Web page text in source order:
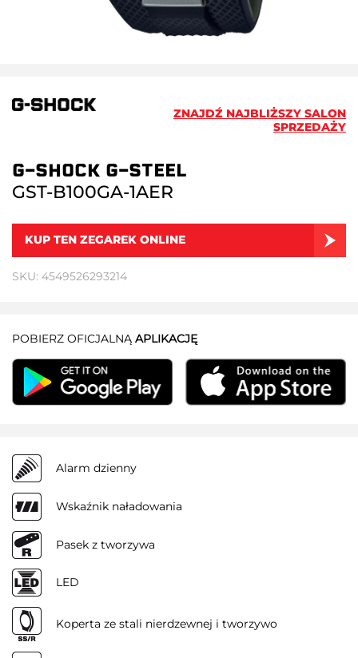
ZNAJDŹ NAJBLIŻSZY SALON
SPRZEDAŻY
G-SHOCK G-STEEL
GST-B100GA-1AER
KUP TEN ZEGAREK ONLINE
SKU: 4549526293214
POBIERZ OFICJALNĄ APLIKACJĘ
Alarm dzienny
Wskaźnik naładowania
Pasek z tworzywa
LED
Koperta ze stali nierdzewnej i tworzywo